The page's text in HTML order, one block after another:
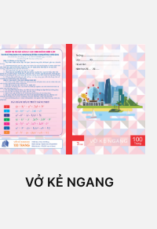
VỞ KẺ NGANG